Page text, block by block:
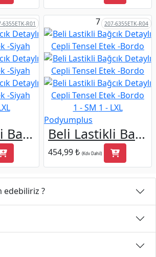
6355ETK-R01
Beli Lastikli Bağcık Detaylı Cepli Tensel Etek -Siyah
7 207-6355ETK-R04
1 - SM 1 - LXL
Podyumplus
Beli Lastikli Bağcık Detaylı Cepli Tensel Etek -Bordo
454,99 ₺ (Kdv Dahil)
edebiliriz ?